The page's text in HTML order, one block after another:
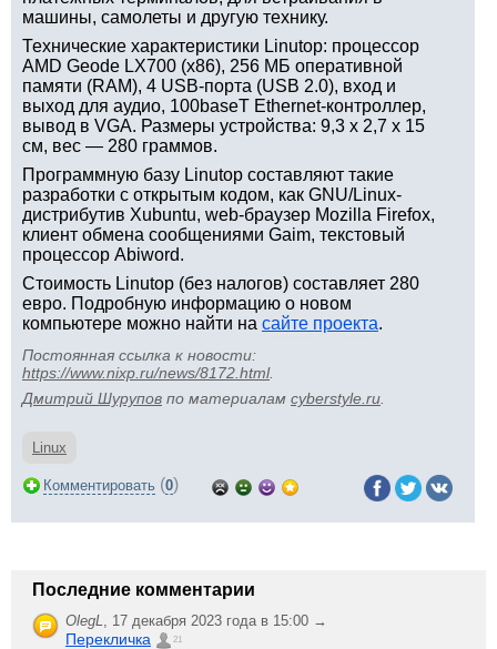
машины, самолеты и другую технику.
Технические характеристики Linutop: процессор
AMD Geode LX700 (x86), 256 МБ оперативной
памяти (RAM), 4 USB-порта (USB 2.0), вход и
выход для аудио, 100baseT Ethernet-контроллер,
вывод в VGA. Размеры устройства: 9,3 x 2,7 x 15
см, вес — 280 граммов.
Программную базу Linutop составляют такие
разработки с открытым кодом, как GNU/Linux-
дистрибутив Xubuntu, web-браузер Mozilla Firefox,
клиент обмена сообщениями Gaim, текстовый
процессор Abiword.
Стоимость Linutop (без налогов) составляет 280
евро. Подробную информацию о новом
компьютере можно найти на сайте проекта.
Постоянная ссылка к новости:
https://www.nixp.ru/news/8172.html.
Дмитрий Шурупов по материалам cyberstyle.ru
Linux
Комментировать (0)
Последние комментарии
OlegL, 17 декабря 2023 года в 15:00 →
Перекличка 21